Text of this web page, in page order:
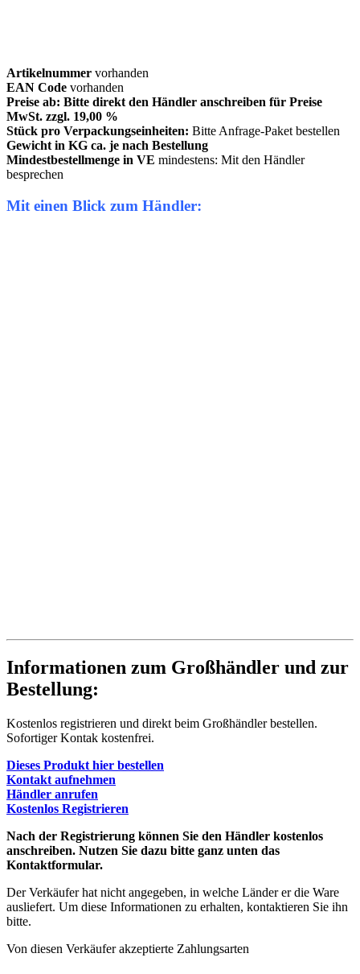
Artikelnummer vorhanden
EAN Code vorhanden
Preise ab: Bitte direkt den Händler anschreiben für Preise
MwSt. zzgl. 19,00 %
Stück pro Verpackungseinheiten: Bitte Anfrage-Paket bestellen
Gewicht in KG ca. je nach Bestellung
Mindestbestellmenge in VE mindestens: Mit den Händler
besprechen
Mit einen Blick zum Händler:
Informationen zum Großhändler und zur
Bestellung:
Kostenlos registrieren und direkt beim Großhändler bestellen.
Sofortiger Kontak kostenfrei.
Dieses Produkt hier bestellen
Kontakt aufnehmen
Händler anrufen
Kostenlos Registrieren
Nach der Registrierung können Sie den Händler kostenlos
anschreiben. Nutzen Sie dazu bitte ganz unten das
Kontaktformular.
Der Verkäufer hat nicht angegeben, in welche Länder er die Ware
ausliefert. Um diese Informationen zu erhalten, kontaktieren Sie ihn
bitte.
Von diesen Verkäufer akzeptierte Zahlungsarten